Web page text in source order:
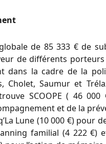
de 85 333 € de
de différents
dans la cadre de la
Cholet, Saumur et
SCOOPE ( 46
et de la
Lune (10 000 €) pour
familial (4 222 €)